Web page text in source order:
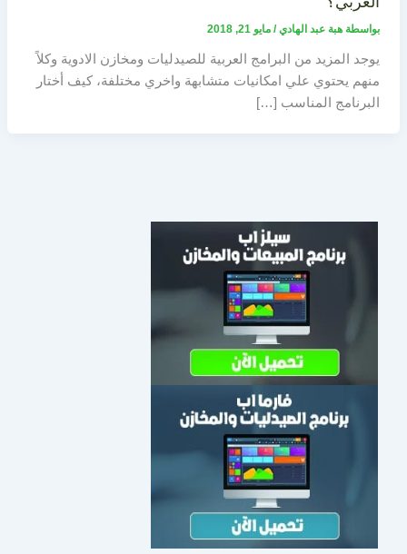
بواسطة هبة عبد الهادي/ مايو 21, 2018
يوجد المزيد من البرامج العربية للصيدليات ومخازن الادوية وكلاً
منهم يحتوي علي امكانيات متشابهة واخري مختلفة، كيف أختار
البرنامج المناسب […]